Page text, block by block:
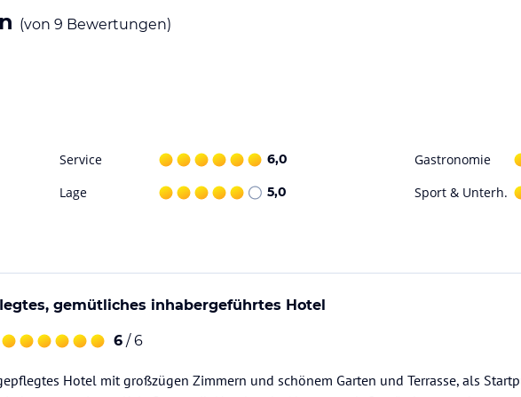
(von 9 Bewertungen)
Service 6,0 Gastronomie
Lage 5,0 Sport & Unterh.
gemütliches inhabergeführtes Hotel
6 / 6
Hotel mit großzügen Zimmern und schönem Garten und Terrasse, als